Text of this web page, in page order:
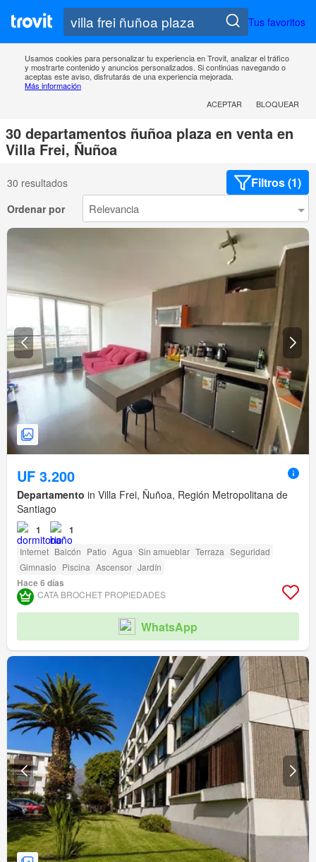
Tus favoritos
Usamos cookies para personalizar tu experiencia en Trovit, analizar el tráfico
y mostrarte contenido y anuncios personalizados. Si continúas navegando o
aceptas este aviso, disfrutarás de una experiencia mejorada.
Más información
ACEPTAR
BLOQUEAR
30 departamentos ñuñoa plaza en venta en
Villa Frei, Ñuñoa
30 resultados Filtros (1)
Ordenar por
UF 3.200
Departamento in Villa Frei, Ñuñoa, Región Metropolitana de
Santiago
1 1
Internet Balcón Patio Agua Sin amueblar Terraza Seguridad
Gimnasio Piscina Ascensor Jardín
Hace 6 días
CATA BROCHET PROPIEDADES
WhatsApp